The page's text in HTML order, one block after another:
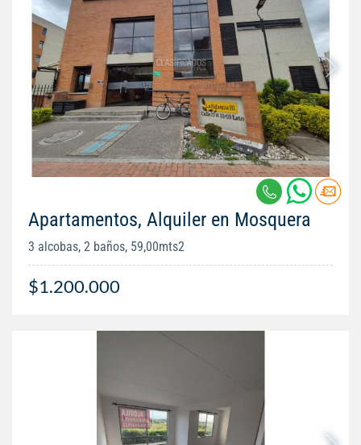
Apartamentos, Alquiler en Mosquera
3 alcobas, 2 baños, 59,00mts2
$1.200.000